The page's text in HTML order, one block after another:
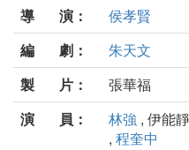
導 演：
侯孝賢
編 劇：
朱天文
製 片：
張華福
演 員：
林強 , 伊能
, 程奎中